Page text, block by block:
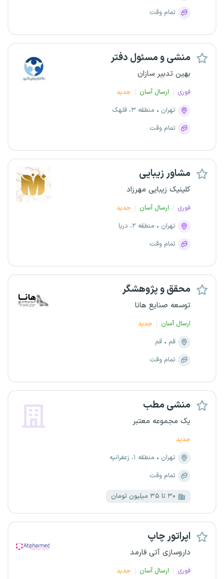
تمام وقت
منشی و مسئول دفتر
بهین تدبیر سازان
فوری ارسال آسان
جدید
تهران
منطقه ۳، قلهک
تمام وقت
مشاور زیبایی
کلینیک زیبایی مهرزاد
فوری ارسال آسان
جدید
تهران
منطقه ۲، دریا
تمام وقت
محقق و پژوهشگر
توسعه صنایع هانا
ارسال آسان
جدید
قم
قم
تمام وقت
منشی مطب
یک مجموعه معتبر
جدید
تهران
منطقه ۱، زعفرانیه
تمام وقت
۳۰ تا ۳۵ میلیون تومان
اپراتور چاپ
داروسازی آتی فارمد
فوری ارسال آسان
جدید